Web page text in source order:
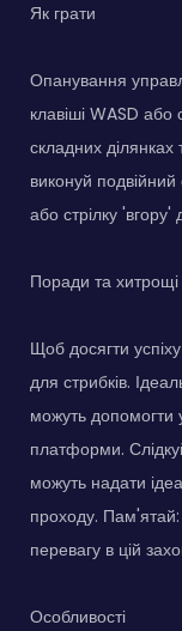
Як грати
Опанування
клавіші WASD або
складних
виконуй
або стрілку 'вгору'
Поради та хитрощі
Щоб досягти
для стрибків.
можуть допомогти
платформи.
можуть надати
проходу. Пам'ятай:
перевагу в цій
Особливості